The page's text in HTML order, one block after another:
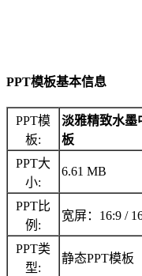
PPT模板基本信息
PPT模
板:
淡雅精致水墨
板
PPT大
小:
6.61 MB
PPT比
例:
宽屏：16:9 /
PPT类
型:
静态PPT模板